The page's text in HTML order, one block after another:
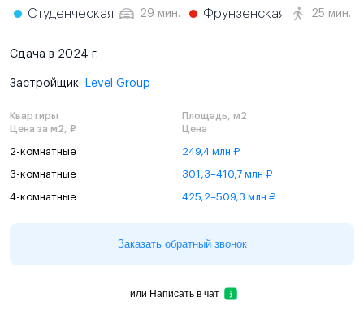
Студенческая 29 мин. Фрунзенская 25 мин.
Сдача в 2024 г.
Застройщик: Level Group
Квартиры
Площадь, м2
Цена за м2, ₽
Цена
2-комнатные 249,4 млн ₽
3-комнатные 301,3–410,7 млн ₽
4-комнатные 425,2–509,3 млн ₽
Заказать обратный звонок
или Написать в чат